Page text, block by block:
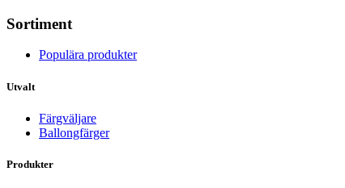
Sortiment
Populära produkter
Utvalt
Färgväljare
Ballongfärger
Produkter